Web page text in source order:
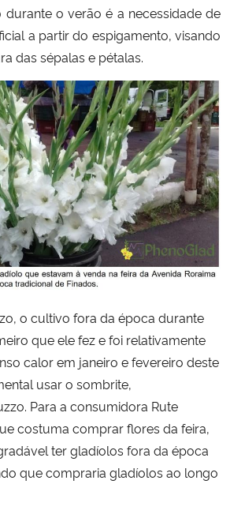
o verão é a necessidade de
a partir do espigamento, visando
das sépalas e pétalas.
o cultivo fora da época durante
que ele fez e foi relativamente
calor em janeiro e fevereiro deste
usar o sombrite,
Para a consumidora Rute
costuma comprar flores da feira,
ter gladíolos fora da época
que compraria gladíolos ao longo